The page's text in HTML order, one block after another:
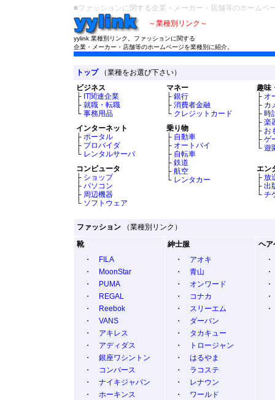
■ファッションに関する企業・メーカー・店舗等のホーム
～業種別リンク～
yylink 業種別リンク。ファッションに関する
企業・メーカー・店舗等のホームページを業種別に紹介。
トップ（業種をお選び下さい）
ビジネス
├ IT関連企業
├ 就職・転職
└ 事務用品
マネー
├ 銀行
├ 消費者金融
└ クレジットカード
趣味
├ オ
├ カ
├ 時
├ 楽
├ お
├ ゲ
└ 遊
インターネット
├ ポータル
├ プロバイダ
└ レンタルサーバ
乗り物
├ 自動車
├ オートバイ
├ 自転車
├ 鉄道
├ 航空
└ レンタカー
コンピュータ
├ ショップ
├ パソコン
├ 周辺機器
└ ソフトウェア
エン
├ 放
├ 出
└ チ
ファッション （業種別リンク）
靴
・
FILA
・
MoonStar
・
PUMA
・
REGAL
・
Reebok
・ VANS
・ アキレス
・ アディダス
・ 銀座ワシントン
・ コンバース
・ ナイキジャパン
・ ホーキンス
紳士服
・ アオキ
・ 青山
・ オンワード
・ コナカ
・ スリーエム
・ ダーバン
・ タカキュー
・
トロージャン
・ はるやま
・ ラコステ
・ レナウン
・ ワールド
ヘア